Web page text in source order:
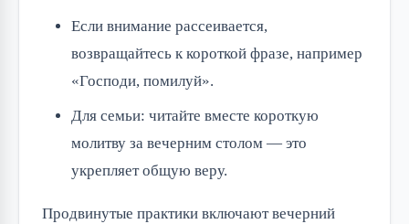
Если внимание рассеивается,
возвращайтесь к короткой фразе, например
«Господи, помилуй».
Для семьи: читайте вместе короткую
молитву за вечерним столом — это
укрепляет общую веру.
Продвинутые практики включают вечерний